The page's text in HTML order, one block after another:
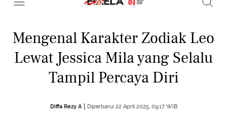
Mengenal Karakter Zodiak Leo
Lewat Jessica Mila yang Selalu
Tampil Percaya Diri
Diffa Rezy A Diperbarui 22 April 2025, 09:17 WIB